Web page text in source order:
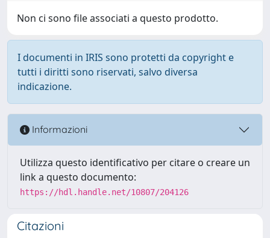
Non ci sono file associati a questo prodotto.
I documenti in IRIS sono protetti da copyright e
tutti i diritti sono riservati, salvo diversa
indicazione.
Informazioni
Utilizza questo identificativo per citare o creare un
link a questo documento:
https://hdl.handle.net/10807/204126
Citazioni